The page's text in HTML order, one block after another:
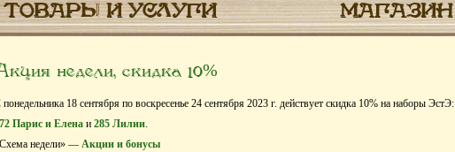
ТОВАРЫ И УСЛУГИ МАГАЗИН
недели, скидка 10%
18 сентября по воскресенье 24 сентября 2023 г. действует скидка 10% на наборы ЭстЭ:
Парис и Елена и 285 Лилии.
недели» — Акции и бонусы